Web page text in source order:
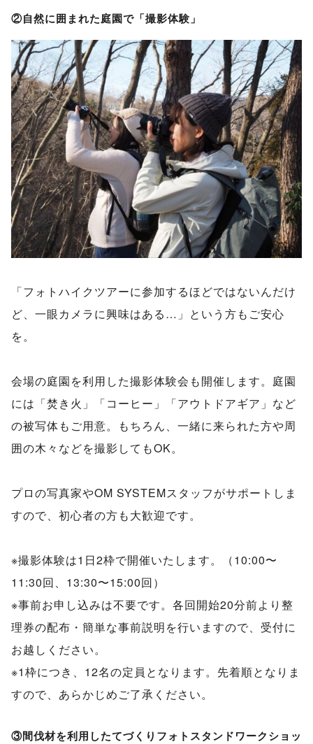
②自然に囲まれた庭園で「撮影体験」
「フォトハイクツアーに参加するほどではないんだけ
ど、一眼カメラに興味はある…」という方もご安心
を。
会場の庭園を利用した撮影体験会も開催します。庭園
には「焚き火」「コーヒー」「アウトドアギア」など
の被写体もご用意。もちろん、一緒に来られた方や周
囲の木々などを撮影してもOK。
プロの写真家やOM SYSTEMスタッフがサポートしま
すので、初心者の方も大歓迎です。
※撮影体験は1日2枠で開催いたします。（10:00〜
11:30回、13:30〜15:00回）
※事前お申し込みは不要です。各回開始20分前より整
理券の配布・簡単な事前説明を行いますので、受付に
お越しください。
※1枠につき、12名の定員となります。先着順となりま
すので、あらかじめご了承ください。
③間伐材を利用したてづくりフォトスタンドワークショッ